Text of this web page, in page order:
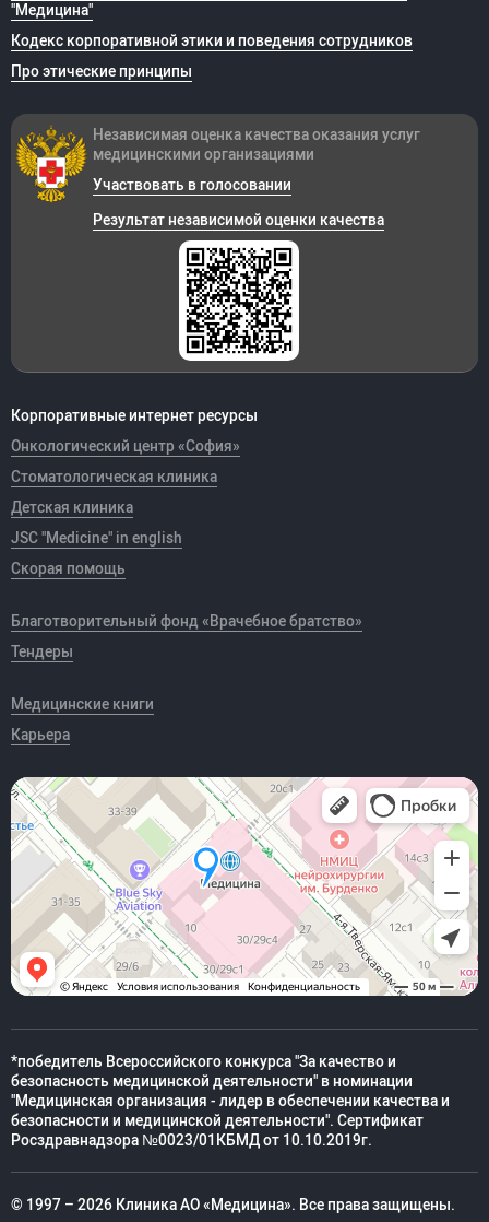
"Медицина"
Кодекс корпоративной этики и поведения сотрудников
Про этические принципы
Корпоративные интернет ресурсы
Онкологический центр «София»
Стоматологическая клиника
Детская клиника
JSC "Medicine" in english
Скорая помощь
Благотворительный фонд «Врачебное братство»
Тендеры
Медицинские книги
Карьера
Независимая оценка качества оказания услуг
медицинскими организациями
Участвовать в голосовании
Результат независимой оценки качества
*победитель Всероссийского конкурса "За качество и
безопасность медицинской деятельности" в номинации
"Медицинская организация - лидер в обеспечении качества и
безопасности и медицинской деятельности". Сертификат
Росздравнадзора №0023/01КБМД от 10.10.2019г.
© 1997 – 2026 Клиника АО «Медицина». Все права защищены.